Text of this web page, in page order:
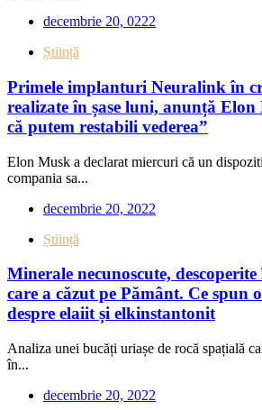
decembrie 20, 0222
Știință
Primele implanturi Neuralink în
realizate în șase luni, anunță
că putem restabili vederea”
Elon Musk a declarat miercuri că un
compania sa...
decembrie 20, 2022
Știință
Minerale necunoscute,
care a căzut pe Pământ. Ce spun
despre elaiit și elkinstantonit
Analiza unei bucăți uriașe de rocă spațială
în...
decembrie 20, 2022